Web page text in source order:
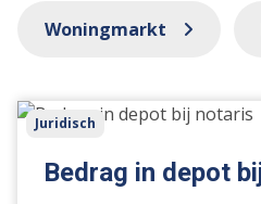
Woningmarkt
Bedrag
depot
Juridisch
Bedrag in depot